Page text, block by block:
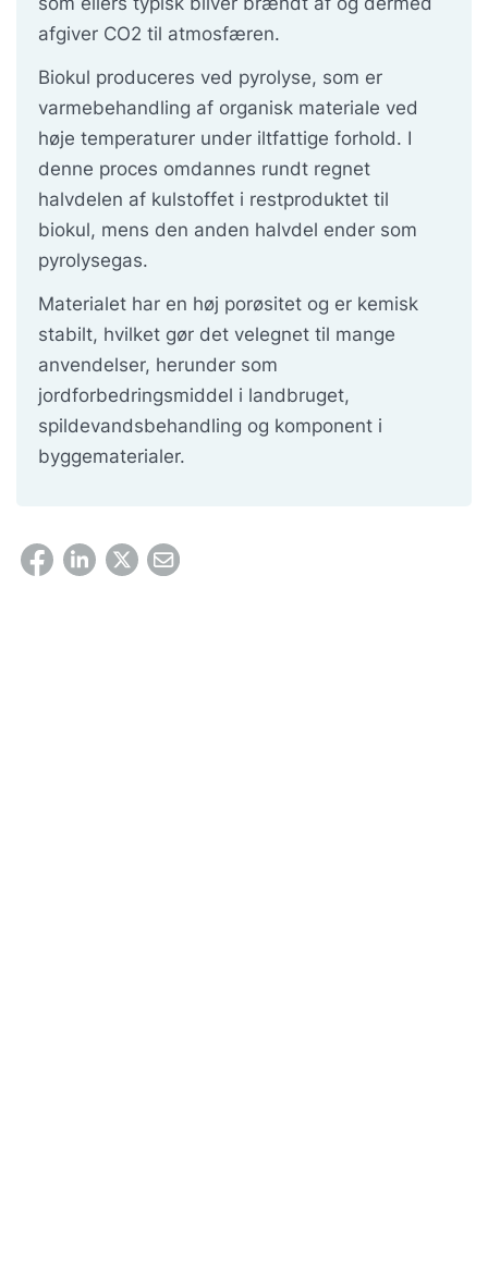
afgiver CO2 til atmosfæren.
Biokul produceres ved pyrolyse, som er
varmebehandling af organisk materiale ved
høje temperaturer under iltfattige forhold. I
denne proces omdannes rundt regnet
halvdelen af kulstoffet i restproduktet til
biokul, mens den anden halvdel ender som
pyrolysegas.
Materialet har en høj porøsitet og er kemisk
stabilt, hvilket gør det velegnet til mange
anvendelser, herunder som
jordforbedringsmiddel i landbruget,
spildevandsbehandling og komponent i
byggematerialer.